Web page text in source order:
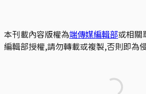
本刊載內容版權為端傳媒編輯部或相關
編輯部授權,請勿轉載或複製,否則即為